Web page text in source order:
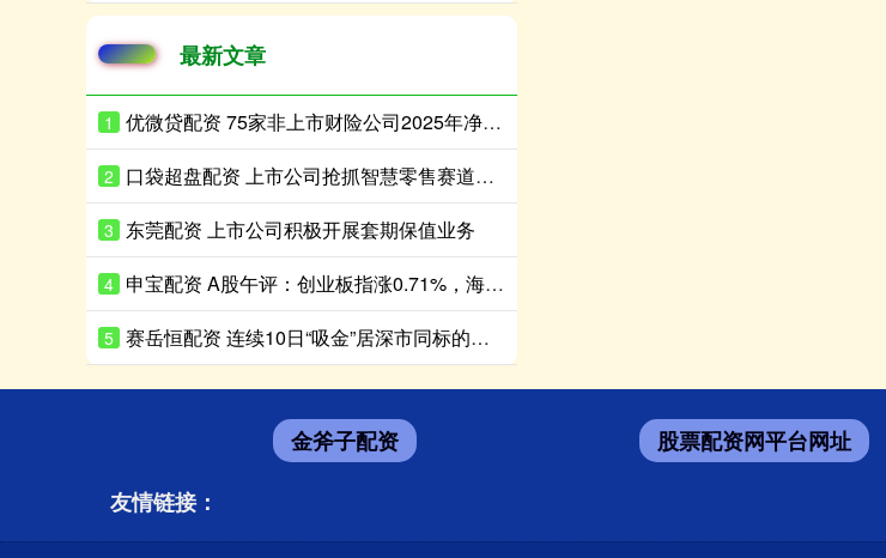
最新文章
1 优微贷配资 75家非上市财险公司2025年净利同比增长超180%
2 口袋超盘配资 上市公司抢抓智慧零售赛道发展机遇
3 东莞配资 上市公司积极开展套期保值业务
4 申宝配资 A股午评：创业板指涨0.71%，海南板块持续走高
5 赛岳恒配资 连续10日“吸金”居深市同标的首位，港股通央企红利ETF天弘（159281）盘中再获净申购600万份，机构：红利资产配置价值凸显
金斧子配资 股票配资网平台网址
友情链接：